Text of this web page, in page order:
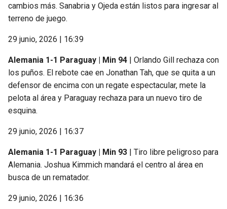
cambios más. Sanabria y Ojeda están listos para ingresar al
terreno de juego.
29 junio, 2026 | 16:39
Alemania 1-1 Paraguay | Min 94
| Orlando Gill rechaza con
los puños. El rebote cae en Jonathan Tah, que se quita a un
defensor de encima con un regate espectacular, mete la
pelota al área y Paraguay rechaza para un nuevo tiro de
esquina.
29 junio, 2026 | 16:37
Alemania 1-1 Paraguay | Min 93
| Tiro libre peligroso para
Alemania. Joshua Kimmich mandará el centro al área en
busca de un rematador.
29 junio, 2026 | 16:36